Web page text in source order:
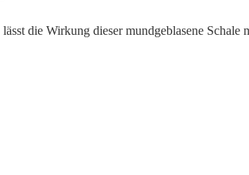
die Wirkung dieser mundgeblasene Schale